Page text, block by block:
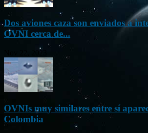
Dos aviones caza son enviados a
OVNI cerca de...
Nov 22, 2023
OVNIs muy similares entre sí
Colombia